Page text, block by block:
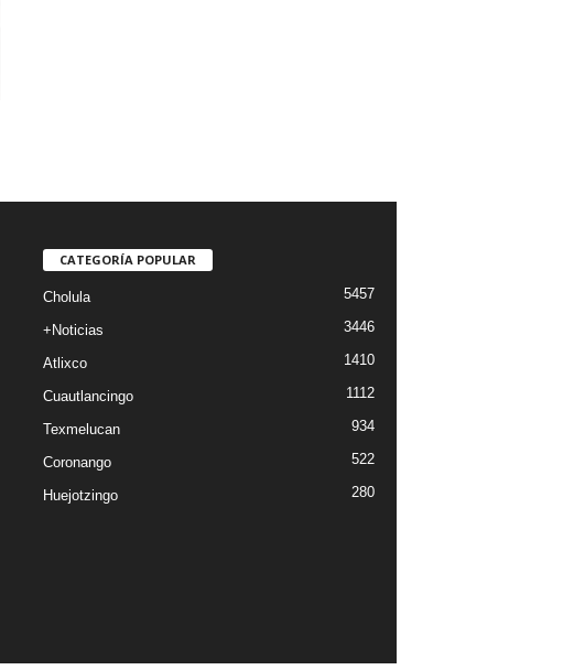
CATEGORÍA POPULAR
Cholula 5457
+Noticias 3446
Atlixco 1410
Cuautlancingo 1112
Texmelucan 934
Coronango 522
Huejotzingo 280